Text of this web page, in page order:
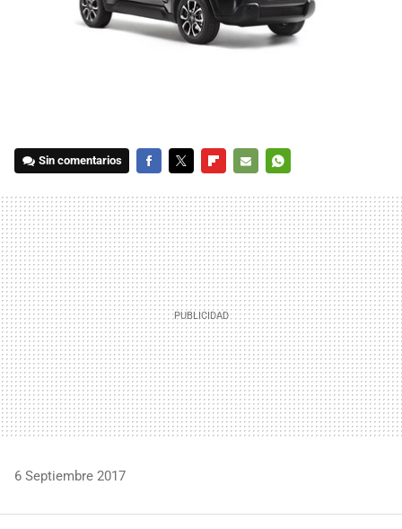
Sin comentarios
MAIL
6 Septiembre 2017